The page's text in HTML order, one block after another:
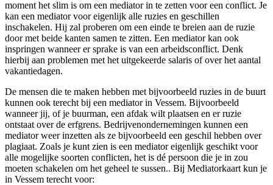
moment het slim is om een mediator in te zetten voor een conflict. Je
kan een mediator voor eigenlijk alle ruzies en geschillen
inschakelen. Hij zal proberen om een einde te breien aan de ruzie
door met beide kanten samen te zitten. Een mediator kan ook
inspringen wanneer er sprake is van een arbeidsconflict. Denk
hierbij aan problemen met het uitgekeerde salaris of over het aantal
vakantiedagen.
De mensen die te maken hebben met bijvoorbeeld ruzies in de buurt
kunnen ook terecht bij een mediator in Vessem. Bijvoorbeeld
wanneer jij, of je buurman, een afdak wilt plaatsen en er ruzie
ontstaat over de erfgrens. Bedrijvenondernemingen kunnen een
mediator weer inzetten als ze bijvoorbeeld een geschil hebben over
plagiaat. Zoals je kunt zien is een mediator eigenlijk geschikt voor
alle mogelijke soorten conflicten, het is dé persoon die je in zou
moeten schakelen om het geheel te sussen.. Bij Mediatorkaart kun je
in Vessem terecht voor: